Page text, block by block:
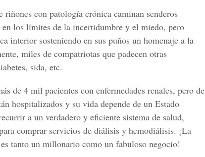
riñones con patología crónica caminan senderos
los límites de la incertidumbre y el miedo, pero
interior sosteniendo en sus puños un homenaje a la
miles de compatriotas que padecen otras
sida, etc.
de 4 mil pacientes con enfermedades renales, pero de
hospitalizados y su vida depende de un Estado
a un verdadero y eficiente sistema de salud,
comprar servicios de diálisis y hemodiálisis. ¡La
tanto un millonario como un fabuloso negocio!